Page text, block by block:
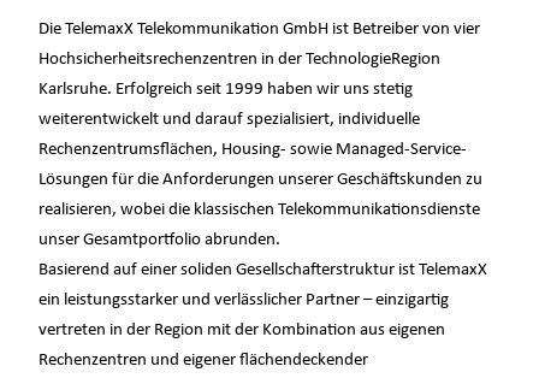
Die TelemaxX Telekommunikation GmbH ist Betreiber von vier
Hochsicherheitsrechenzentren in der TechnologieRegion
Karlsruhe. Erfolgreich seit 1999 haben wir uns stetig
weiterentwickelt und darauf spezialisiert, individuelle
Rechenzentrumsflächen, Housing- sowie Managed-Service-
Lösungen für die Anforderungen unserer Geschäftskunden zu
realisieren, wobei die klassischen Telekommunikationsdienste
unser Gesamtportfolio abrunden.
Basierend auf einer soliden Gesellschafterstruktur ist TelemaxX
ein leistungsstarker und verlässlicher Partner – einzigartig
vertreten in der Region mit der Kombination aus eigenen
Rechenzentren und eigener flächendeckender